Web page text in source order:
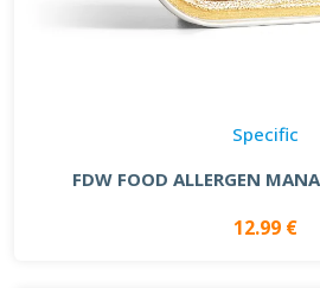
Specific
FDW FOOD ALLERGEN
12.99 €